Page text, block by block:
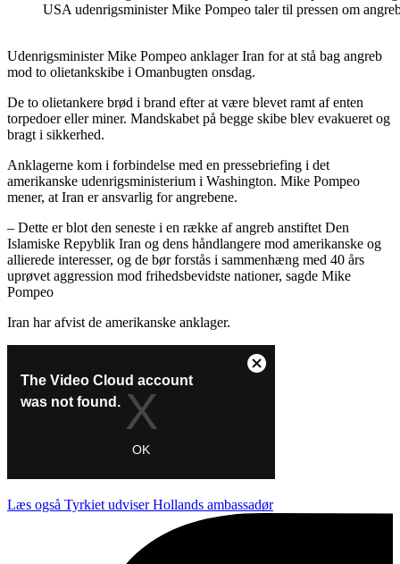
USA udenrigsminister Mike Pompeo taler til pressen om
Udenrigsminister Mike Pompeo anklager Iran for at stå bag angreb
mod to olietankskibe i Omanbugten onsdag.
De to olietankere brød i brand efter at være blevet ramt af enten
torpedoer eller miner. Mandskabet på begge skibe blev evakueret og
bragt i sikkerhed.
Anklagerne kom i forbindelse med en pressebriefing i det
amerikanske udenrigsministerium i Washington. Mike Pompeo
mener, at Iran er ansvarlig for angrebene.
– Dette er blot den seneste i en række af angreb anstiftet Den
Islamiske Repyblik Iran og dens håndlangere mod amerikanske og
allierede interesser, og de bør forstås i sammenhæng med 40 års
uprøvet aggression mod frihedsbevidste nationer, sagde Mike
Pompeo
Iran har afvist de amerikanske anklager.
Læs også Tyrkiet udviser Hollands ambassadør